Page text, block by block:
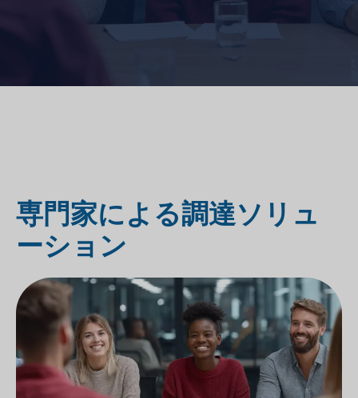
専門家による調達ソリュ
ーション